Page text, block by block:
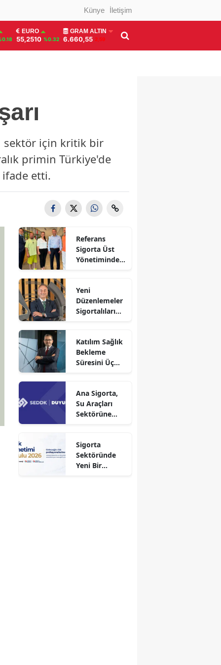
Künye İletişim
EURO
55,2510 %0.32
GRAM ALTIN
6.660,55 2,59
sektör için kritik bir
primin Türkiye'de
ifade etti.
Referans
Sigorta Üst
Yönetiminden
Yeni
Düzenlemeler
Sigortalıları
Katılım Sağlık
Bekleme
Süresini Üç
Ana Sigorta,
Su Araçları
Sektörüne
Sigorta
Sektöründe
Yeni Bir